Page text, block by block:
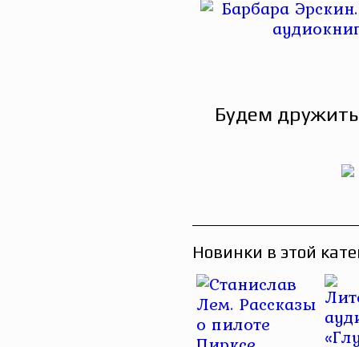
Будем
Новинки в этой